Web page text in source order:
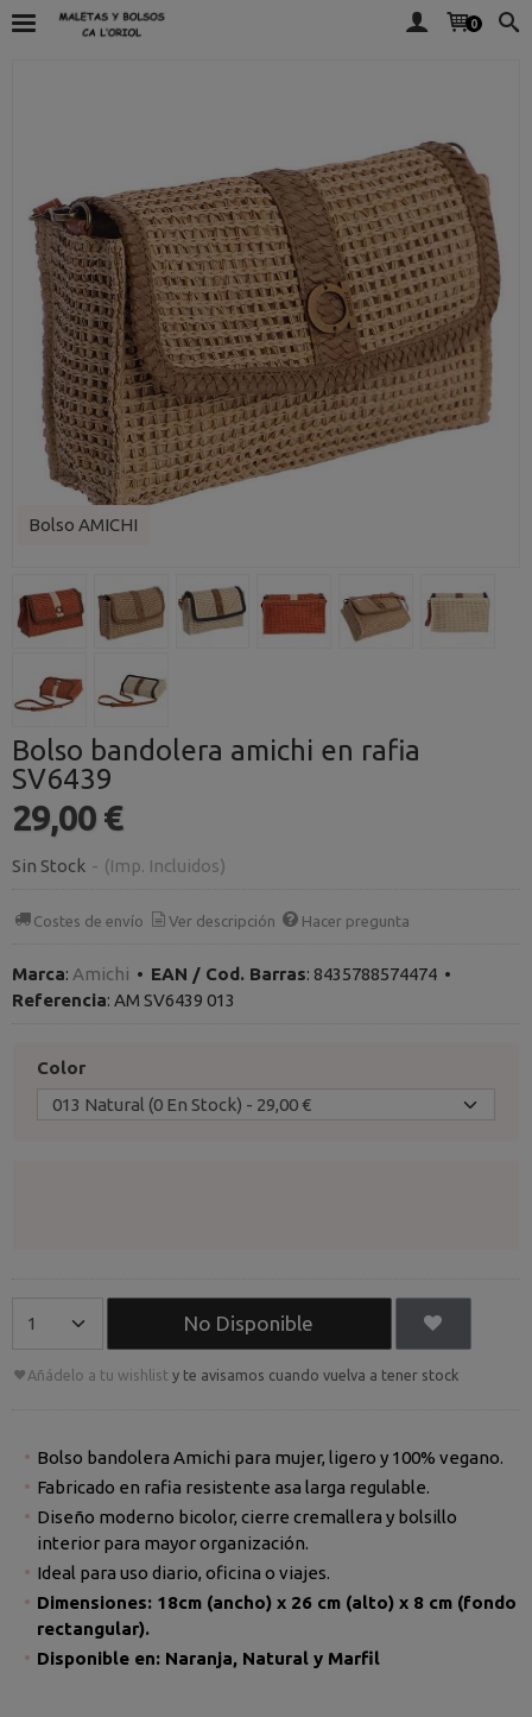
0
Bolso AMICHI
Bolso bandolera amichi en rafia
SV6439
29,00 €
Sin Stock - (Imp. Incluidos)
Costes de envío Ver descripción Hacer pregunta
Marca: Amichi • EAN / Cod. Barras: 8435788574474 •
Referencia: AM SV6439 013
Color
No Disponible
Añádelo a tu wishlist y te avisamos cuando vuelva a tener stock
Bolso bandolera Amichi para mujer, ligero y 100% vegano.
Fabricado en rafia resistente asa larga regulable.
Diseño moderno bicolor, cierre cremallera y bolsillo
interior para mayor organización.
Ideal para uso diario, oficina o viajes.
Dimensiones: 18cm (ancho) x 26 cm (alto) x 8 cm (fondo
rectangular).
Disponible en: Naranja, Natural y Marfil